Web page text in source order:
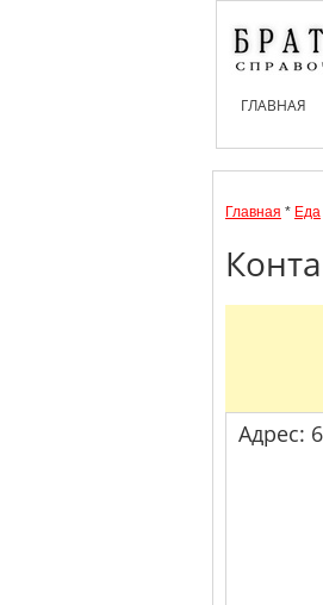
ГЛАВНАЯ
Главная * Еда
Адрес: